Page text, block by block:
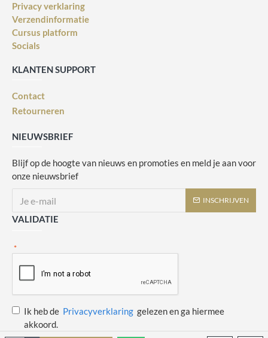
Privacy verklaring
Verzendinformatie
Cursus platform
Socials
KLANTEN SUPPORT
Contact
Retourneren
NIEUWSBRIEF
Blijf op de hoogte van nieuws en promoties en meld je aan voor
onze nieuwsbrief
INSCHRIJVEN
VALIDATIE
Ik heb de Privacyverklaring gelezen en ga hiermee
akkoord.